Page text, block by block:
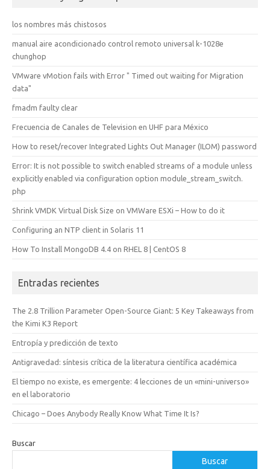
los nombres más chistosos
manual aire acondicionado control remoto universal k-1028e
chunghop
VMware vMotion fails with Error " Timed out waiting for Migration
data"
fmadm faulty clear
Frecuencia de Canales de Television en UHF para México
How to reset/recover Integrated Lights Out Manager (ILOM) password
Error: It is not possible to switch enabled streams of a module unless
explicitly enabled via configuration option module_stream_switch.
php
Shrink VMDK Virtual Disk Size on VMWare ESXi – How to do it
Configuring an NTP client in Solaris 11
How To Install MongoDB 4.4 on RHEL 8 | CentOS 8
Entradas recientes
The 2.8 Trillion Parameter Open-Source Giant: 5 Key Takeaways from
the Kimi K3 Report
Entropía y predicción de texto
Antigravedad: síntesis crítica de la literatura científica académica
El tiempo no existe, es emergente: 4 lecciones de un «mini-universo»
en el laboratorio
Chicago – Does Anybody Really Know What Time It Is?
Buscar
Buscar